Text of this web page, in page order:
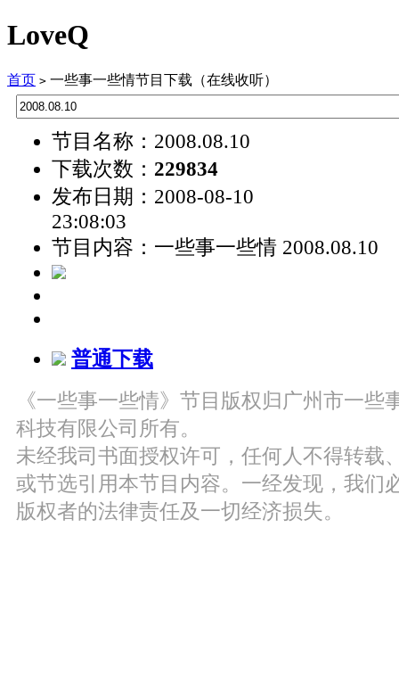
LoveQ
首页 > 一些事一些情节目下载（在线收听）
节目名称：2008.08.10
下载次数： 229834
发布日期：2008-08-10
23:08:03
节目内容：一些事一些情 2008.08.10
普通下载
《一些事一些情》节目版权归广州市一些
科技有限公司所有。
未经我司书面授权许可，任何人不得转载
或节选引用本节目内容。一经发现，我们
版权者的法律责任及一切经济损失。